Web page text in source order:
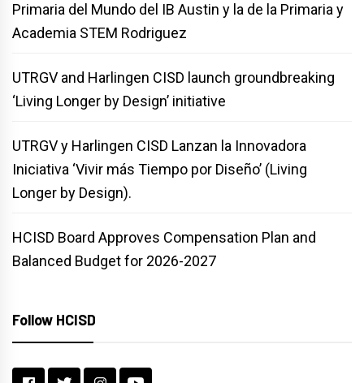
Primaria del Mundo del IB Austin y la de la Primaria y
Academia STEM Rodriguez
UTRGV and Harlingen CISD launch groundbreaking
‘Living Longer by Design’ initiative
UTRGV y Harlingen CISD Lanzan la Innovadora
Iniciativa ‘Vivir más Tiempo por Diseño’ (Living
Longer by Design).
HCISD Board Approves Compensation Plan and
Balanced Budget for 2026-2027
Follow HCISD